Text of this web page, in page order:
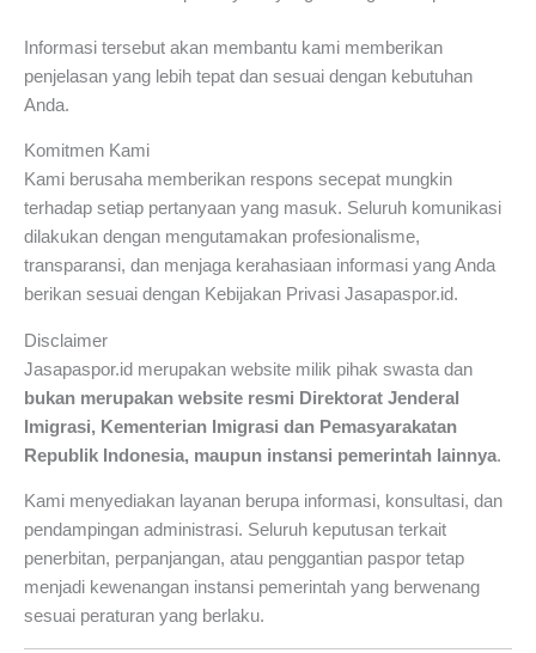
Informasi tersebut akan membantu kami memberikan
penjelasan yang lebih tepat dan sesuai dengan kebutuhan
Anda.
Komitmen Kami
Kami berusaha memberikan respons secepat mungkin
terhadap setiap pertanyaan yang masuk. Seluruh komunikasi
dilakukan dengan mengutamakan profesionalisme,
transparansi, dan menjaga kerahasiaan informasi yang Anda
berikan sesuai dengan Kebijakan Privasi Jasapaspor.id.
Disclaimer
Jasapaspor.id merupakan website milik pihak swasta dan
bukan merupakan website resmi Direktorat Jenderal
Imigrasi, Kementerian Imigrasi dan Pemasyarakatan
Republik Indonesia, maupun instansi pemerintah lainnya.
Kami menyediakan layanan berupa informasi, konsultasi, dan
pendampingan administrasi. Seluruh keputusan terkait
penerbitan, perpanjangan, atau penggantian paspor tetap
menjadi kewenangan instansi pemerintah yang berwenang
sesuai peraturan yang berlaku.